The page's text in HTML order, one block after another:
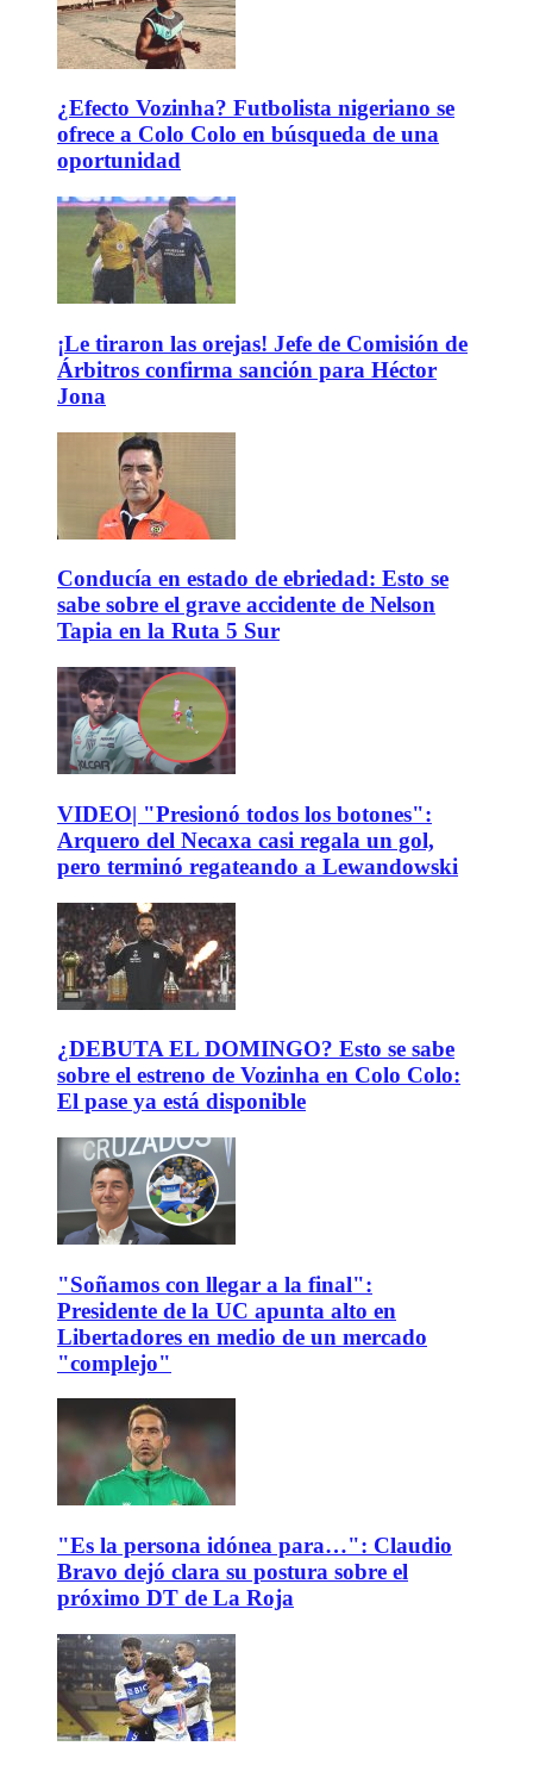
¿Efecto Vozinha? Futbolista nigeriano se
ofrece a Colo Colo en búsqueda de una
oportunidad
¡Le tiraron las orejas! Jefe de Comisión de
Árbitros confirma sanción para Héctor
Jona
Conducía en estado de ebriedad: Esto se
sabe sobre el grave accidente de Nelson
Tapia en la Ruta 5 Sur
VIDEO| "Presionó todos los botones":
Arquero del Necaxa casi regala un gol,
pero terminó regateando a Lewandowski
¿DEBUTA EL DOMINGO? Esto se sabe
sobre el estreno de Vozinha en Colo Colo:
El pase ya está disponible
"Soñamos con llegar a la final":
Presidente de la UC apunta alto en
Libertadores en medio de un mercado
"complejo"
"Es la persona idónea para…": Claudio
Bravo dejó clara su postura sobre el
próximo DT de La Roja